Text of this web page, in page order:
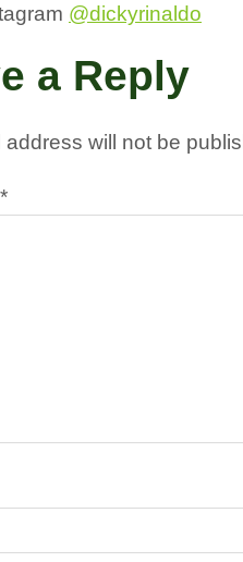
@dickyrinaldo
a Reply
address will not be
*